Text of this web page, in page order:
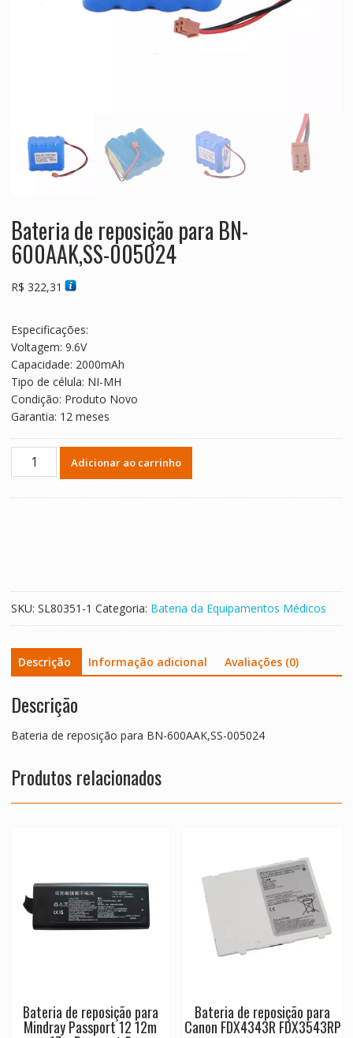
Bateria de reposição para BN-
600AAK,SS-005024
R$ 322,31
Especificações:
Voltagem: 9.6V
Capacidade: 2000mAh
Tipo de célula: NI-MH
Condição: Produto Novo
Garantia: 12 meses
Bateria
Adicionar ao carrinho
SKU: SL80351-1 Categoria: Bateria da Equipamentos Médicos
Descrição Informação adicional Avaliações (0)
Descrição
Bateria de reposição para BN-600AAK,SS-005024
Produtos relacionados
Bateria de reposição para
Mindray Passport 12 12m
Bateria de reposição para
Canon FDX4343R FDX3543RP